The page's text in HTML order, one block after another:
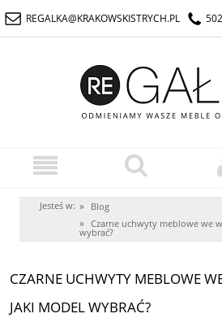
REGALKA@KRAKOWSKISTRYCH.PL
Jesteś w: » Blog
» Czarne uchwyty meblowe we
wybrać?
CZARNE UCHWYTY MEBLOWE
JAKI MODEL WYBRAĆ?